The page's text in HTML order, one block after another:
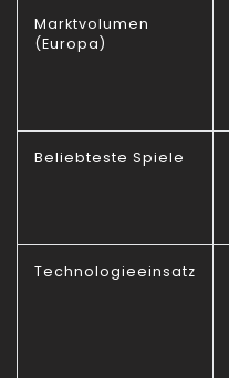
Marktvolumen
(Europa)
Beliebteste Spiele
Technologieeinsatz